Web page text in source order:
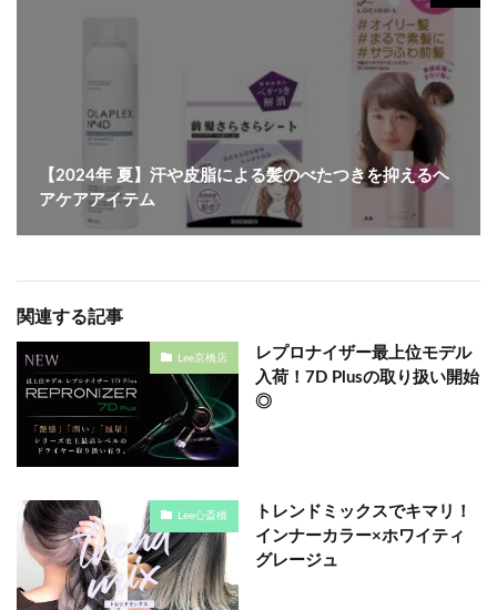
【2024年 夏】汗や皮脂による髪のべたつきを抑えるヘ
アケアアイテム
関連する記事
Lee京橋店
レプロナイザー最上位モデル
入荷！7D Plusの取り扱い開始
◎
Lee心斎橋
トレンドミックスでキマリ！
インナーカラー×ホワイティ
グレージュ